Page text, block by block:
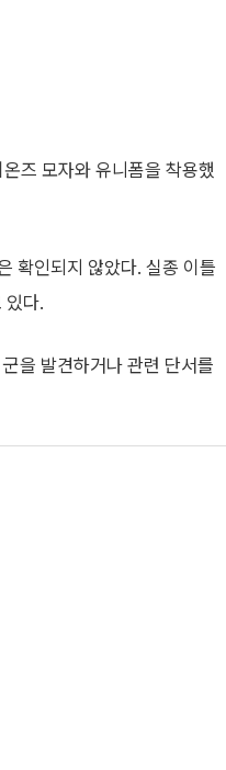
즈 모자와 유니폼을 착용했
확인되지 않았다. 실종 이틀
있다.
을 발견하거나 관련 단서를